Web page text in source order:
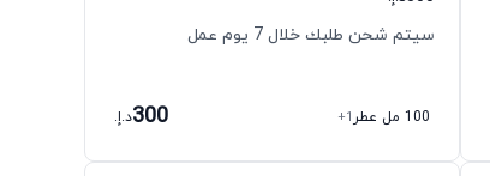
سيتم شحن طلبك خلال 7 يوم عمل
100 مل عطر +1
300د.إ.